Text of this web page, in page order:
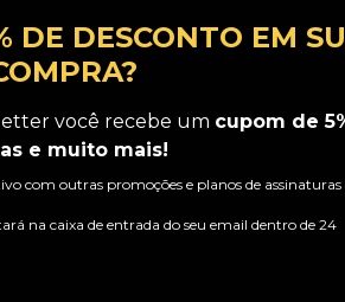
DE DESCONTO EM
você recebe um cupom de
e muito mais!
com outras promoções e planos de assinaturas
na caixa de entrada do seu email dentro de 24